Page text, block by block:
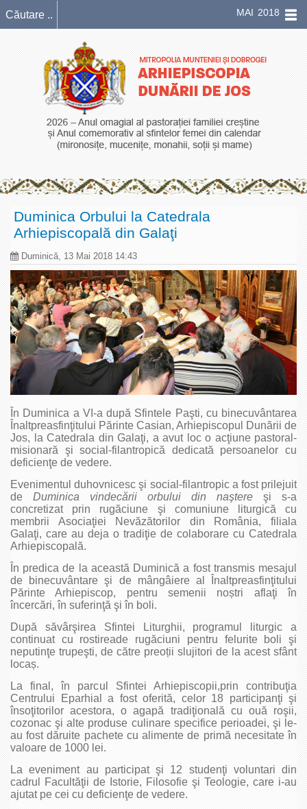
MAI 2018
Duminica Orbului la Catedrala
Arhiepiscopală din Galaţi
Duminică, 13 Mai 2018 14:43
În Duminica a VI-a după Sfintele Paşti, cu binecuvântarea
Înaltpreasfinţitului Părinte Casian, Arhiepiscopul Dunării de
Jos, la Catedrala din Galaţi, a avut loc o acţiune pastoral-
misionară şi social-filantropică dedicată persoanelor cu
deficienţe de vedere.
Evenimentul duhovnicesc şi social-filantropic a fost prilejuit
de Duminica vindecării orbului din naştere şi s-a
concretizat prin rugăciune şi comuniune liturgică cu
membrii Asociaţiei Nevăzătorilor din România, filiala
Galaţi, care au deja o tradiţie de colaborare cu Catedrala
Arhiepiscopală.
În predica de la această Duminică a fost transmis mesajul
de binecuvântare şi de mângâiere al Înaltpreasfinţitului
Părinte Arhiepiscop, pentru semenii noștri aflaţi în
încercări, în suferinţă şi în boli.
După săvârşirea Sfintei Liturghii, programul liturgic a
continuat cu rostireade rugăciuni pentru felurite boli şi
neputinţe trupeşti, de către preoții slujitori de la acest sfânt
locaș.
La final, în parcul Sfintei Arhiepiscopii,prin contribuţia
Centrului Eparhial a fost oferită, celor 18 participanţi şi
însoţitorilor acestora, o agapă tradiţională cu ouă roşii,
cozonac şi alte produse culinare specifice perioadei, şi le-
au fost dăruite pachete cu alimente de primă necesitate în
valoare de 1000 lei.
La eveniment au participat şi 12 studenţi voluntari din
cadrul Facultăţii de Istorie, Filosofie şi Teologie, care i-au
ajutat pe cei cu deficienţe de vedere.